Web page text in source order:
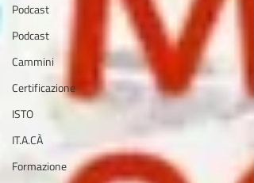
Podcast
Podcast
Cammini
Certificazione
ISTO
IT.A.CÀ
Formazione